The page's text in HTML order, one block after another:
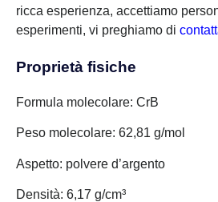
ricca esperienza, accettiamo
esperimenti, vi preghiamo di
Proprietà fisiche
Formula molecolare: CrB
Peso molecolare: 62,81 g/mol
Aspetto: polvere d’argento
Densità: 6,17 g/cm³